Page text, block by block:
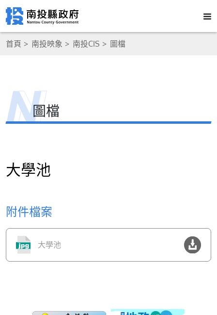
首頁 南投映象 南投CIS 圖檔
圖檔
大學池
附件檔案
大學池